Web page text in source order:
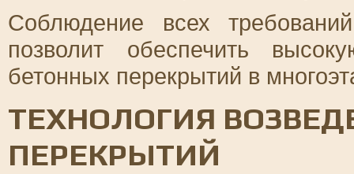
Соблюдение всех
позволит обеспечить
бетонных перекрытий в
ТЕХНОЛОГИЯ
ПЕРЕКРЫТИЙ